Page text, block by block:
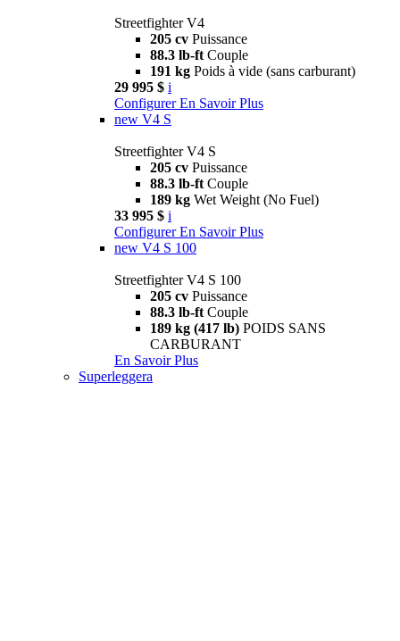
Streetfighter V4
205 cv Puissance
88.3 lb-ft Couple
191 kg Poids à vide (sans carburant)
29 995 $ i
Configurer En Savoir Plus
new V4 S
Streetfighter V4 S
205 cv Puissance
88.3 lb-ft Couple
189 kg Wet Weight (No Fuel)
33 995 $ i
Configurer En Savoir Plus
new V4 S 100
Streetfighter V4 S 100
205 cv Puissance
88.3 lb-ft Couple
189 kg (417 lb) POIDS SANS
CARBURANT
En Savoir Plus
Superleggera